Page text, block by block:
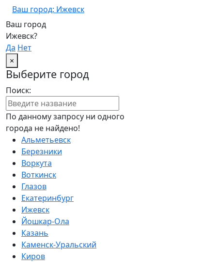
Ваш город: Ижевск
Ваш город
Ижевск?
Да Нет
×
Выберите город
Поиск:
По данному запросу ни одного
города не найдено!
Альметьевск
Березники
Воркута
Воткинск
Глазов
Екатеринбург
Ижевск
Йошкар-Ола
Казань
Каменск-Уральский
Киров